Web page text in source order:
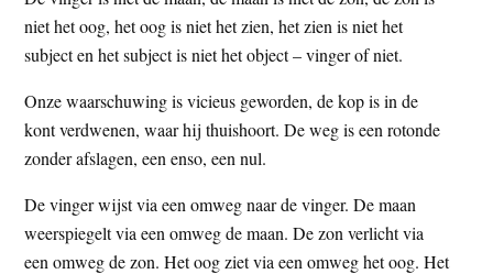
niet het oog, het oog is niet het zien, het zien is niet het
subject en het subject is niet het object – vinger of niet.
Onze waarschuwing is vicieus geworden, de kop is in de
kont verdwenen, waar hij thuishoort. De weg is een rotonde
zonder afslagen, een enso, een nul.
De vinger wijst via een omweg naar de vinger. De maan
weerspiegelt via een omweg de maan. De zon verlicht via
een omweg de zon. Het oog ziet via een omweg het oog. Het